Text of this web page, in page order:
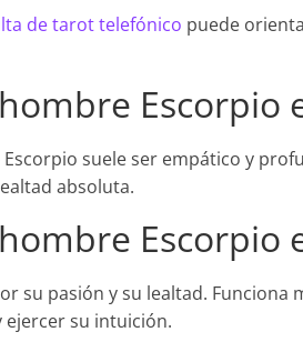
de tarot telefónico puede
Escorpio
suele ser empático y
absoluta.
Escorpio
su pasión y su lealtad.
ejercer su intuición.